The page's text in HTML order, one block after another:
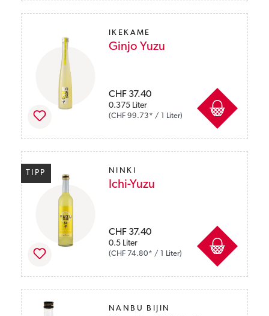
IKEKAME
Ginjo Yuzu
0.375 Liter
(CHF 99.73* / 1 Liter)
CHF 37.40
Preise inkl. MwSt. zzgl. Versandkosten
TIPP NINKI
Ichi-Yuzu
0.5 Liter
(CHF 74.80* / 1 Liter)
CHF 37.40
Preise inkl. MwSt. zzgl. Versandkosten
NANBU BIJIN